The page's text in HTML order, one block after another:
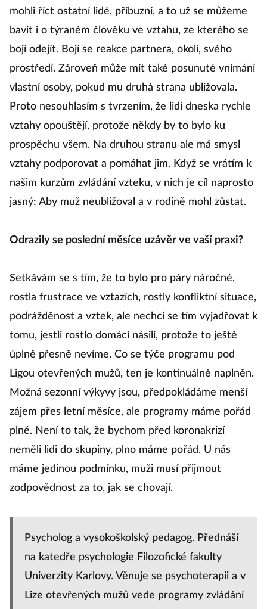
mohli říct ostatní lidé, příbuzní, a to už se můžeme
bavit i o týraném člověku ve vztahu, ze kterého se
bojí odejít. Bojí se reakce partnera, okolí, svého
prostředí. Zároveň může mít také posunuté vnímání
vlastní osoby, pokud mu druhá strana ubližovala.
Proto nesouhlasím s tvrzením, že lidi dneska rychle
vztahy opouštějí, protože někdy by to bylo ku
prospěchu všem. Na druhou stranu ale má smysl
vztahy podporovat a pomáhat jim. Když se vrátím k
našim kurzům zvládání vzteku, v nich je cíl naprosto
jasný: Aby muž neubližoval a v rodině mohl zůstat.
Odrazily se poslední měsíce uzávěr ve vaší praxi?
Setkávám se s tím, že to bylo pro páry náročné,
rostla frustrace ve vztazích, rostly konfliktní situace,
podrážděnost a vztek, ale nechci se tím vyjadřovat k
tomu, jestli rostlo domácí násilí, protože to ještě
úplně přesně nevíme. Co se týče programu pod
Ligou otevřených mužů, ten je kontinuálně naplněn.
Možná sezonní výkyvy jsou, předpokládáme menší
zájem přes letní měsíce, ale programy máme pořád
plné. Není to tak, že bychom před koronakrizí
neměli lidi do skupiny, plno máme pořád. U nás
máme jedinou podmínku, muži musí přijmout
zodpovědnost za to, jak se chovají.
Psycholog a vysokoškolský pedagog. Přednáší
na katedře psychologie Filozofické fakulty
Univerzity Karlovy. Věnuje se psychoterapii a v
Lize otevřených mužů vede programy zvládání